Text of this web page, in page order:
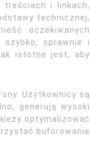
treściach i linkach,
technicznej,
oczekiwanych
szybko, sprawnie i
istotne jest, aby
Użytkownicy są
generują wysoki
optymalizować
buforowanie